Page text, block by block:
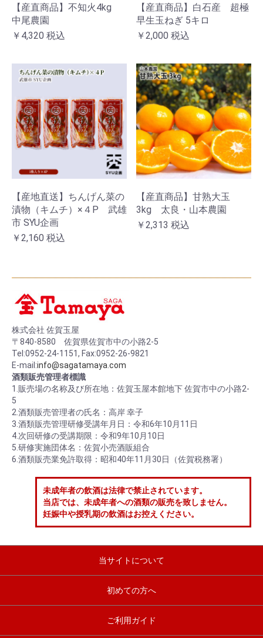
【産直商品】不知火4kg
中尾農園
￥4,320 税込
【産直商品】白石産 超極
早生玉ねぎ 5キロ
￥2,000 税込
【産地直送】ちんげん菜の
漬物（キムチ）×４P 武雄
市 SYU企画
￥2,160 税込
【産直商品】甘熟大玉
3kg 太良・山本農園
￥2,313 税込
株式会社 佐賀玉屋
〒840-8580 佐賀県佐賀市中の小路2-5
Tel:0952-24-1151, Fax:0952-26-9821
E-mail:info@sagatamaya.com
酒類販売管理者標識
1.販売場の名称及び所在地：佐賀玉屋本館地下 佐賀市中の小路2-
5
2.酒類販売管理者の氏名：高岸 幸子
3.酒類販売管理研修受講年月日：令和6年10月11日
4.次回研修の受講期限：令和9年10月10日
5.研修実施団体名：佐賀小売酒販組合
6.酒類販売業免許取得：昭和40年11月30日（佐賀税務署）
未成年者の飲酒は法律で禁止されています。
当店では、未成年者への酒類の販売を致しません。
妊娠中や授乳期の飲酒はお控えください。
当サイトについて
初めての方へ
ご利用ガイド